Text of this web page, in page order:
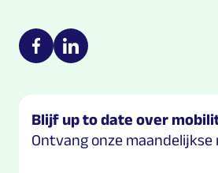
Multilease on social media
https://nl-nl.facebook.com/
https://www.linkedin.com/
Blijf up to date over
Ontvang onze